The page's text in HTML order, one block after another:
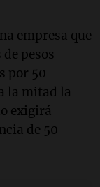
empresa que
pesos
por 50
la mitad la
exigirá
de 50